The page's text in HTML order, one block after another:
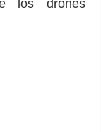
los drones